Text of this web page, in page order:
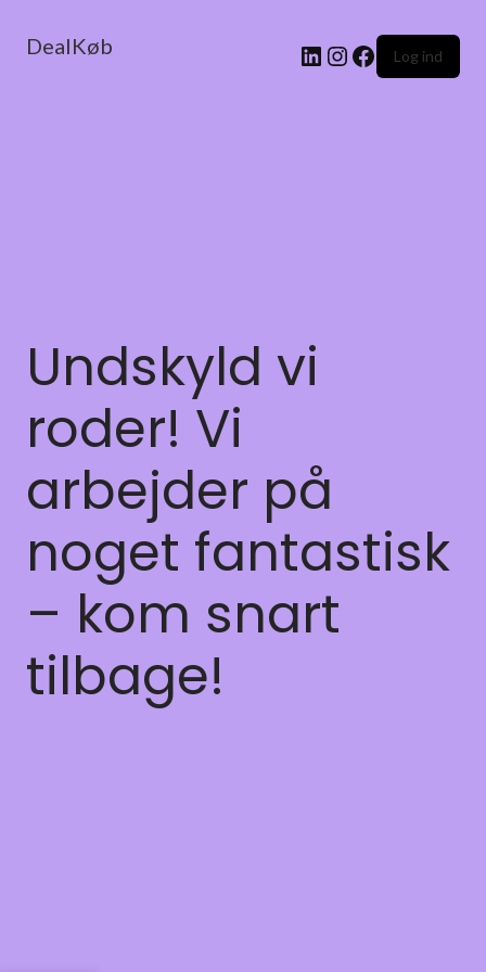
DealKøb Log ind
Undskyld vi
roder! Vi
arbejder på
noget fantastisk
– kom snart
tilbage!